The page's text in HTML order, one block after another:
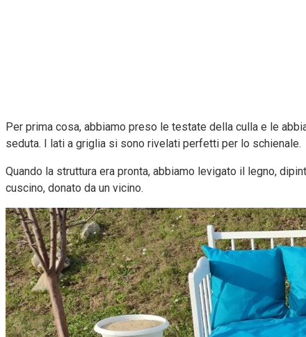
Per prima cosa, abbiamo preso le testate della culla e le
seduta. I lati a griglia si sono rivelati perfetti per lo schienale.
Quando la struttura era pronta, abbiamo levigato il legno,
cuscino, donato da un vicino.